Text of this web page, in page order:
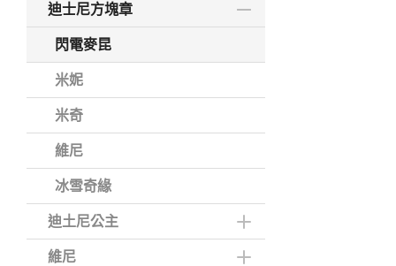
迪士尼方塊章
閃電麥昆
米妮
米奇
維尼
冰雪奇緣
迪土尼公主
維尼